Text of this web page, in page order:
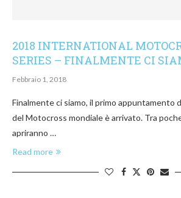
2018 INTERNATIONAL
SERIES – FINALMENTE CI
Febbraio 1, 2018
Finalmente ci siamo, il primo appuntamento
del Motocross mondiale è arrivato. Tra
apriranno …
Read more